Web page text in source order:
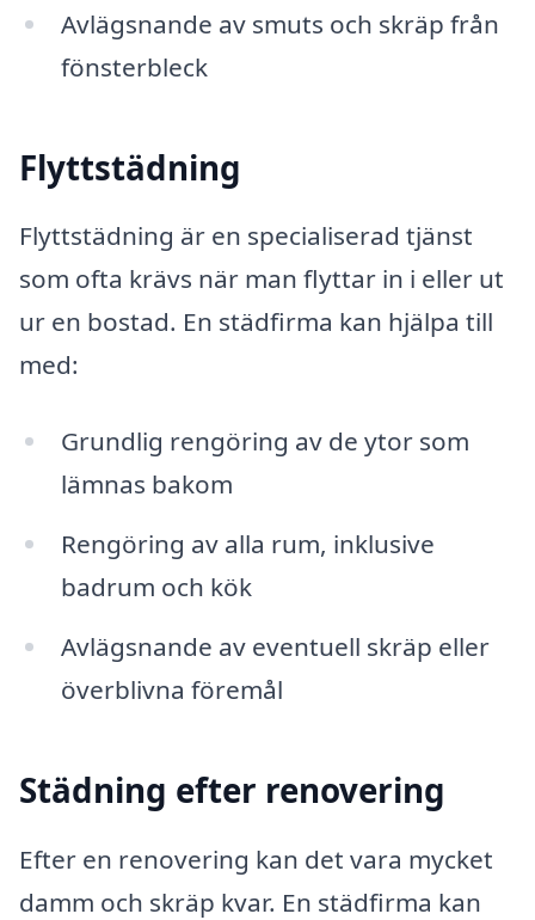
Avlägsnande av smuts och skräp från
fönsterbleck
Flyttstädning
Flyttstädning är en specialiserad tjänst
som ofta krävs när man flyttar in i eller ut
ur en bostad. En städfirma kan hjälpa till
med:
Grundlig rengöring av de ytor som
lämnas bakom
Rengöring av alla rum, inklusive
badrum och kök
Avlägsnande av eventuell skräp eller
överblivna föremål
Städning efter renovering
Efter en renovering kan det vara mycket
damm och skräp kvar. En städfirma kan